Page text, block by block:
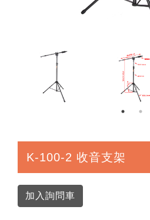
K-100-2 收音支架
加入詢問車